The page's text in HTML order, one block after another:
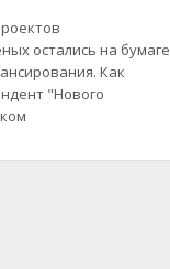
остались на бумаге
Как
"Нового